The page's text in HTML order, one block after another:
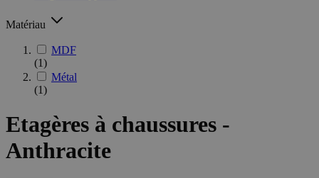
Matériau
MDF
(1)
Métal
(1)
Etagères à chaussures -
Anthracite